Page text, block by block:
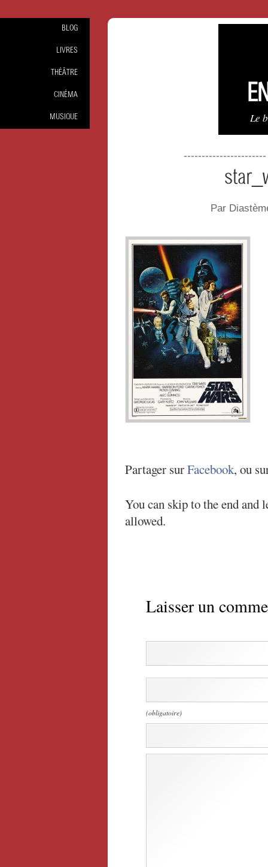
Le
Par
Partager surFacebook, ou
You can skip to the end and
allowed.
Laisser un
(obligatoire)
BLOG
LIVRES
THÉÂTRE
CINÉMA
MUSIQUE